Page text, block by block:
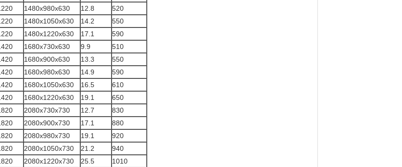
1480x980x630 12.8
520
1480x1050x630 14.2
550
1480x1220x630 17.1
590
1680x730x630 9.9
510
1680x900x630 13.3
550
1680x980x630 14.9
590
1680x1050x630 16.5
610
1680x1220x630 19.1
650
2080x730x730 12.7
830
2080x900x730 17.1
880
2080x980x730 19.1
920
2080x1050x730 21.2
940
2080x1220x730 25.5
1010